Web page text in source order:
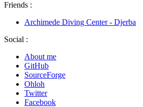
Friends :
Archimede Diving Center - Djerba
Social :
About me
GitHub
SourceForge
Ohloh
Twitter
Facebook